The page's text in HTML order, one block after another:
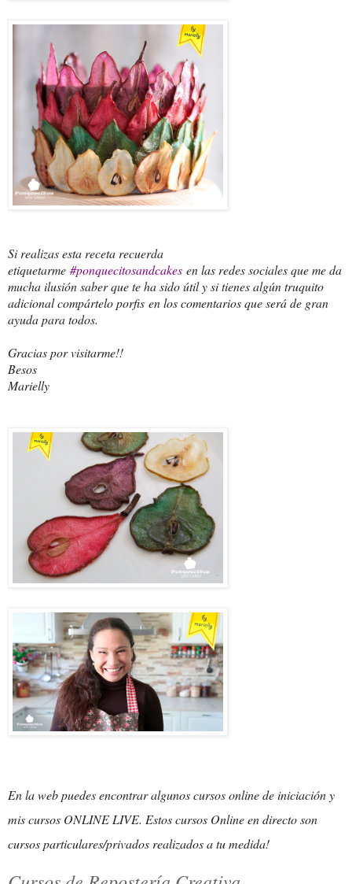
Si realizas esta receta recuerda
etiquetarme #ponquecitosandcakes en las redes sociales que me da
mucha ilusión saber que te ha sido útil y si tienes algún truquito
adicional compártelo porfis en los comentarios que será de gran
ayuda para todos.
Gracias por visitarme!!
Besos
Marielly
En la web puedes encontrar algunos cursos online de iniciación y
mis cursos ONLINE LIVE. Estos cursos Online en directo son
cursos particulares/privados realizados a tu medida!